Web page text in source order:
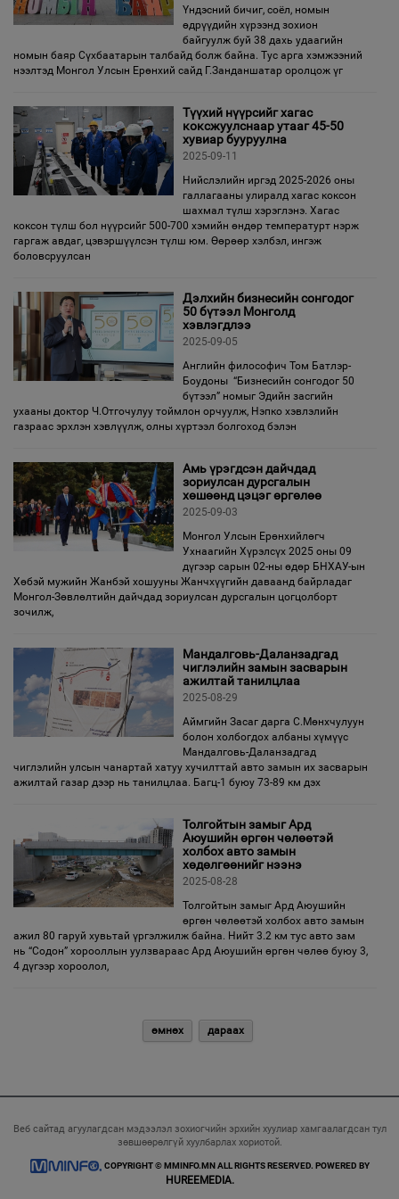
Үндэсний бичиг, соёл, номын
өдрүүдийн хүрээнд зохион
байгуулж буй 38 дахь удаагийн
номын баяр Сүхбаатарын талбайд болж байна. Тус арга хэмжээний
нээлтэд Монгол Улсын Ерөнхий сайд Г.Занданшатар оролцож үг
Түүхий нүүрсийг хагас
коксжуулснаар утааг 45-50
хувиар бууруулна
2025-09-11
Нийслэлийн иргэд 2025-2026 оны
галлагааны улиралд хагас коксон
шахмал түлш хэрэглэнэ. Хагас
коксон түлш бол нүүрсийг 500-700 хэмийн өндөр температурт нэрж
гаргаж авдаг, цэвэршүүлсэн түлш юм. Өөрөөр хэлбэл, ингэж
боловсруулсан
Дэлхийн бизнесийн сонгодог
50 бүтээл Монголд
хэвлэгдлээ
2025-09-05
Английн философич Том Батлэр-
Боудоны “Бизнесийн сонгодог 50
бүтээл” номыг Эдийн засгийн
ухааны доктор Ч.Отгочулуу тоймлон орчуулж, Нэпко хэвлэлийн
газраас эрхлэн хэвлүүлж, олны хүртээл болгоход бэлэн
Амь үрэгдсэн дайчдад
зориулсан дурсгалын
хөшөөнд цэцэг өргөлөө
2025-09-03
Монгол Улсын Ерөнхийлөгч
Ухнаагийн Хүрэлсүх 2025 оны 09
дүгээр сарын 02-ны өдөр БНХАУ-ын
Хөбэй мужийн Жанбэй хошууны Жанчхүүгийн даваанд байрладаг
Монгол-Зөвлөлтийн дайчдад зориулсан дурсгалын цогцолборт
зочилж,
Мандалговь-Даланзадгад
чиглэлийн замын засварын
ажилтай танилцлаа
2025-08-29
Аймгийн Засаг дарга С.Мөнхчулуун
болон холбогдох албаны хүмүүс
Мандалговь-Даланзадгад
чиглэлийн улсын чанартай хатуу хучилттай авто замын их засварын
ажилтай газар дээр нь танилцлаа. Багц-1 буюу 73-89 км дэх
Толгойтын замыг Ард
Аюушийн өргөн чөлөөтэй
холбох авто замын
хөдөлгөөнийг нээнэ
2025-08-28
Толгойтын замыг Ард Аюушийн
өргөн чөлөөтэй холбох авто замын
ажил 80 гаруй хувьтай үргэлжилж байна. Нийт 3.2 км тус авто зам
нь “Содон” хорооллын уулзвараас Ард Аюушийн өргөн чөлөө буюу 3,
4 дүгээр хороолол,
өмнөх дараах
Веб сайтад агуулагдсан мэдээлэл зохиогчийн эрхийн хуулиар хамгаалагдсан тул
зөвшөөрөлгүй хуулбарлах хориотой.
COPYRIGHT © MMINFO.MN ALL RIGHTS RESERVED. POWERED BY
HUREEMEDIA.